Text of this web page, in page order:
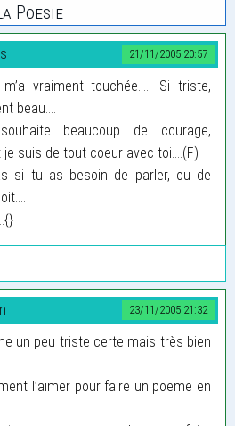
Poesie
21/11/2005 20:57
vraiment touchée..... Si triste,
beau....
beaucoup de courage,
je suis de tout coeur avec toi....(F)
si tu as besoin de parler, ou de
23/11/2005 21:32
un peu triste certe mais très bien
l’aimer pour faire un poeme en